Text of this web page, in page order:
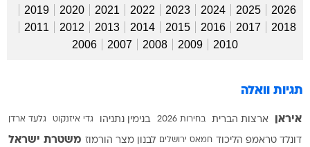
2026
2025
2024
2023
2022
2021
2020
2019
2018
2017
2016
2015
2014
2013
2012
2011
2010
2009
2008
2007
2006
תגיות וואלה
איראן ארצות הברית בחירות 2026 בנימין נתניהו גדי איזנקוט גלעד ארדן
דונלד טראמפ הליכוד חמאס ירושלים לבנון מצר הורמוז משטרת ישראל